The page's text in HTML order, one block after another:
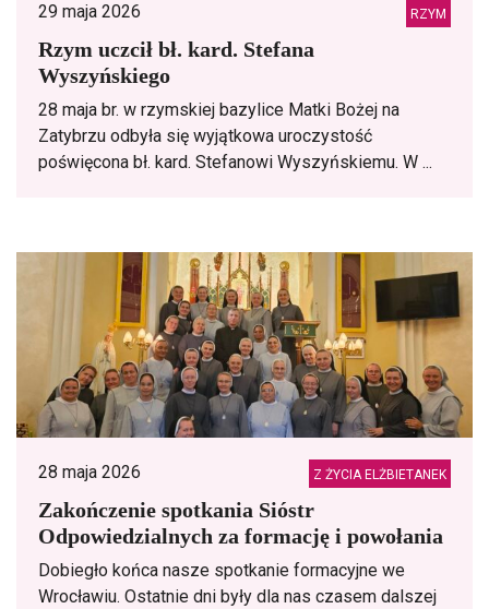
29 maja 2026 RZYM
Rzym uczcił bł. kard. Stefana
Wyszyńskiego
28 maja br. w rzymskiej bazylice Matki Bożej na
Zatybrzu odbyła się wyjątkowa uroczystość
poświęcona bł. kard. Stefanowi Wyszyńskiemu. W ...
28 maja 2026 Z ŻYCIA ELŻBIETANEK
Zakończenie spotkania Sióstr
Odpowiedzialnych za formację i powołania
Dobiegło końca nasze spotkanie formacyjne we
Wrocławiu. Ostatnie dni były dla nas czasem dalszej